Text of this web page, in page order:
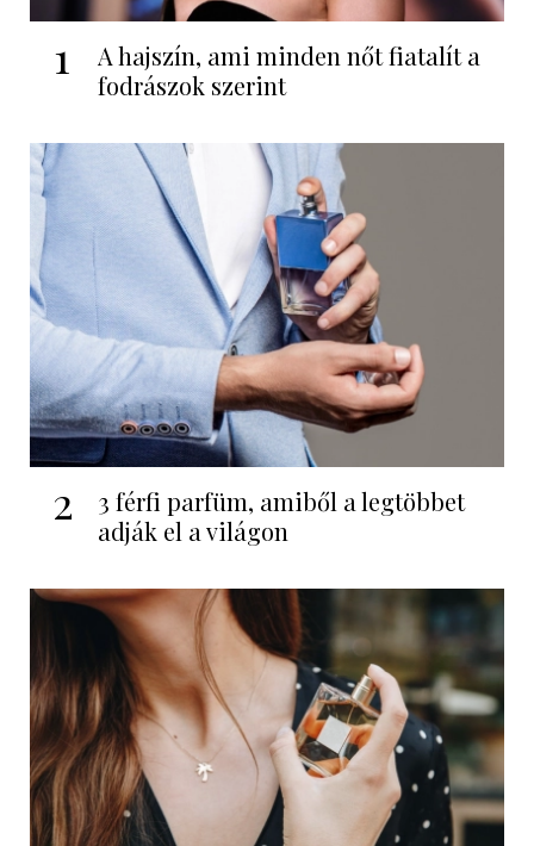
1
A hajszín, ami minden nőt fiatalít a
fodrászok szerint
2
3 férfi parfüm, amiből a legtöbbet
adják el a világon